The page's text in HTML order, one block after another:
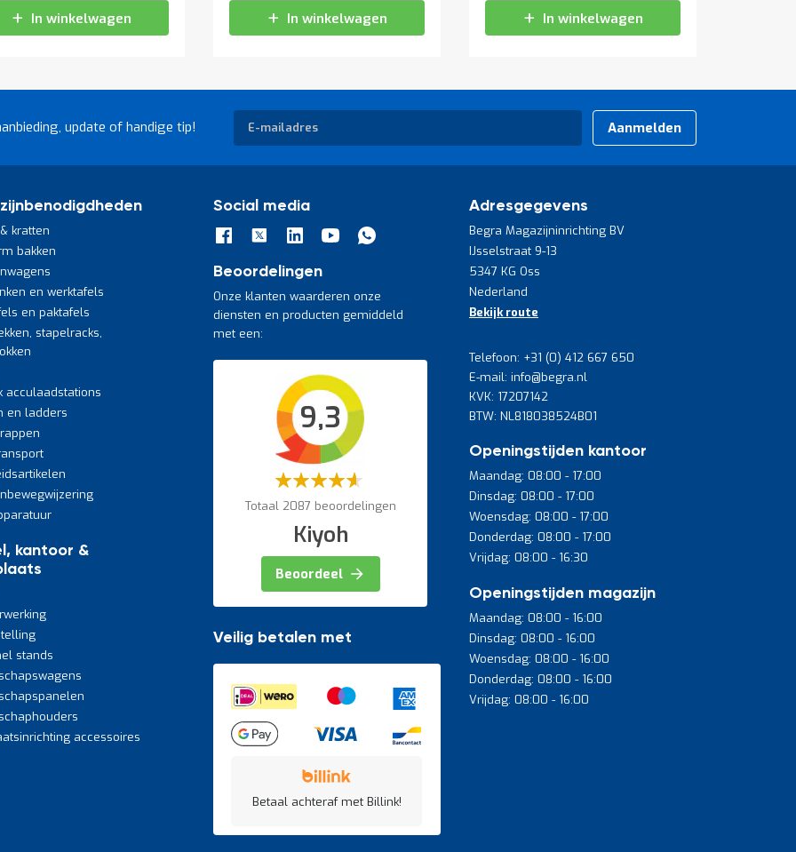
In winkelwagen In winkelwagen In winkelwagen
update of handige tip!
Abonneer
op
onze
Aanmelden
kratten
bakken
en werktafels
en paktafels
stapelracks,
acculaadstations
en ladders
kantoor &
stands
accessoires
Social media
Beoordelingen
Onze klanten waarderen onze
diensten en producten gemiddeld
met een:
9,3
Waardering:
Totaal 2087 beoordelingen
Kiyoh
Beoordeel
Veilig betalen met
Betaal achteraf met Billink!
Adresgegevens
Begra Magazijninrichting BV
IJsselstraat 9-13
5347 KG Oss
Nederland
Bekijk route
Telefoon: +31 (0) 412 667 650
E-mail: info@begra.nl
KVK: 17207142
BTW: NL818038524B01
Openingstijden kantoor
Maandag: 08:00 - 17:00
Dinsdag: 08:00 - 17:00
Woensdag: 08:00 - 17:00
Donderdag: 08:00 - 17:00
Vrijdag: 08:00 - 16:30
Openingstijden magazijn
Maandag: 08:00 - 16:00
Dinsdag: 08:00 - 16:00
Woensdag: 08:00 - 16:00
Donderdag: 08:00 - 16:00
Vrijdag: 08:00 - 16:00